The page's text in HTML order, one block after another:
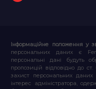
Інформаційне положення у
персональних даних є
персональні дані будуть
пропозицій відповідно до
захист персональних
інтерес адміністратора,